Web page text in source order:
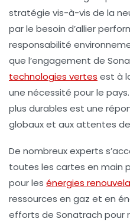
stratégie vis-à-vis de la
par le besoin d’allier
responsabilité
que l’engagement de
technologies vertes est à
une nécessité pour le
plus durables est une
globaux et aux attentes
De nombreux experts
toutes les cartes en main
pour les énergies
ressources en gaz et en
efforts de Sonatrach pour